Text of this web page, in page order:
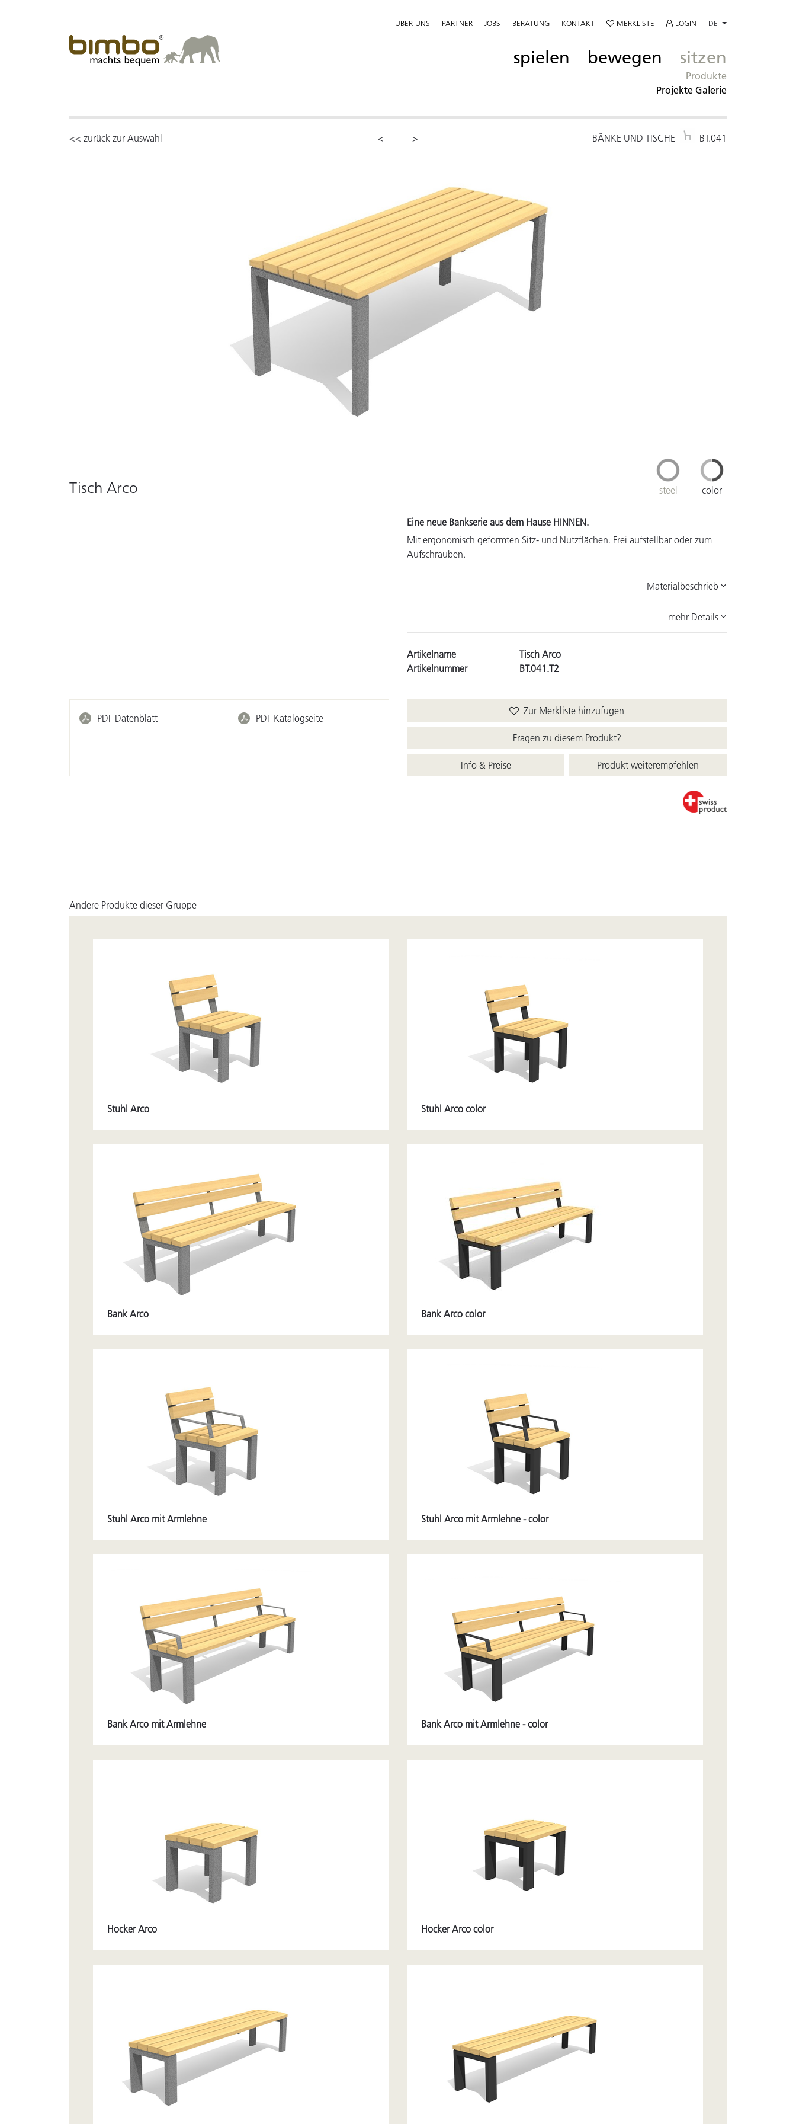
ÜBER UNS PARTNER JOBS BERATUNG KONTAKT MERKLISTE LOGIN DE
spielen bewegen sitzen
Produkte
Projekte Galerie
<< zurück zur Auswahl < > BÄNKE UND TISCHE BT.041
Tisch Arco steel color
Eine neue Bankserie aus dem Hause HINNEN.
Mit ergonomisch geformten Sitz- und Nutzflächen. Frei aufstellbar oder zum
Aufschrauben.
Materialbeschrieb
mehr Details
Artikelname
Tisch Arco
Artikelnummer
BT.041.T2
PDF Datenblatt PDF Katalogseite
Zur Merkliste hinzufügen
Fragen zu diesem Produkt?
Info & Preise Produkt weiterempfehlen
Andere Produkte dieser Gruppe
Stuhl Arco Stuhl Arco color
Bank Arco Bank Arco color
Stuhl Arco mit Armlehne Stuhl Arco mit Armlehne - color
Bank Arco mit Armlehne Bank Arco mit Armlehne - color
Hocker Arco Hocker Arco color